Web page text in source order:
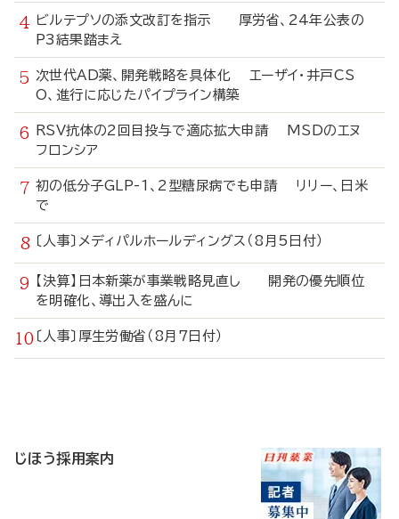
ビルテプソの添文改訂を指示 厚労省、24年公表の
P3結果踏まえ
次世代AD薬、開発戦略を具体化 エーザイ・井戸CS
O、進行に応じたパイプライン構築
RSV抗体の2回目投与で適応拡大申請 MSDのエヌ
フロンシア
初の低分子GLP-1、2型糖尿病でも申請 リリー、日米
で
〔人事〕メディパルホールディングス（8月5日付）
【決算】日本新薬が事業戦略見直し 開発の優先順位
を明確化、導出入を盛んに
〔人事〕厚生労働省（8月7日付）
じほう採用案内